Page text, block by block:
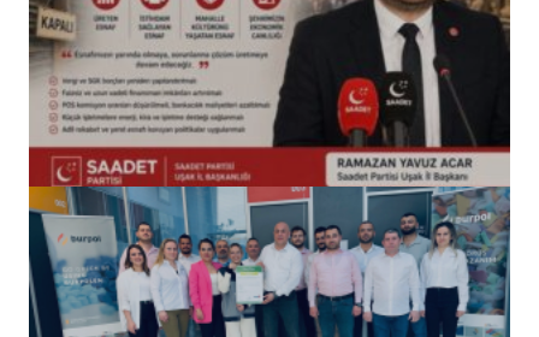
(başlıksız)
Alaattin Karahan tarafından 14/07/2026